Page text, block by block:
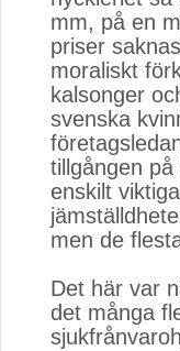
mm, på en
priser
moraliskt
kalsonger
svenska
tillgången
enskilt
men de
Det här var
det många